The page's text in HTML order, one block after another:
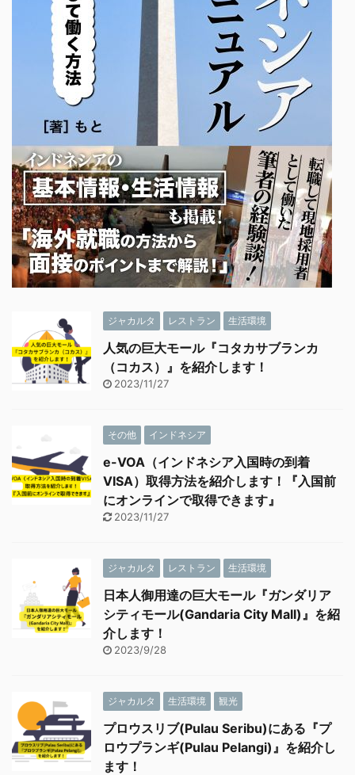
ジャカルタ レストラン 生活環境
人気の巨大モール『コタカサブランカ
（コカス）』を紹介します！
2023/11/27
その他 インドネシア
e-VOA（インドネシア入国時の到着
VISA）取得方法を紹介します！『入国前
にオンラインで取得できます』
2023/11/27
ジャカルタ レストラン 生活環境
日本人御用達の巨大モール『ガンダリア
シティモール(Gandaria City Mall)』を紹
介します！
2023/9/28
ジャカルタ 生活環境 観光
プロウスリブ(Pulau Seribu)にある『プ
ロウプランギ(Pulau Pelangi)』を紹介し
ます！